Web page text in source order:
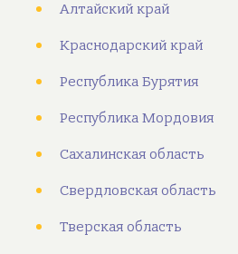
Алтайский край
Краснодарский край
Республика Бурятия
Республика Мордовия
Сахалинская область
Свердловская область
Тверская область